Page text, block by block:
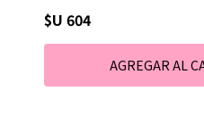
$U 604